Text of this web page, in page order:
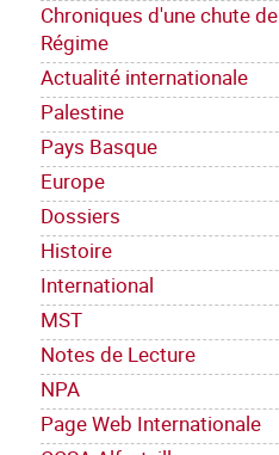
Chroniques d'une chute de
Régime
Actualité internationale
Palestine
Pays Basque
Europe
Dossiers
Histoire
International
MST
Notes de Lecture
NPA
Page Web Internationale